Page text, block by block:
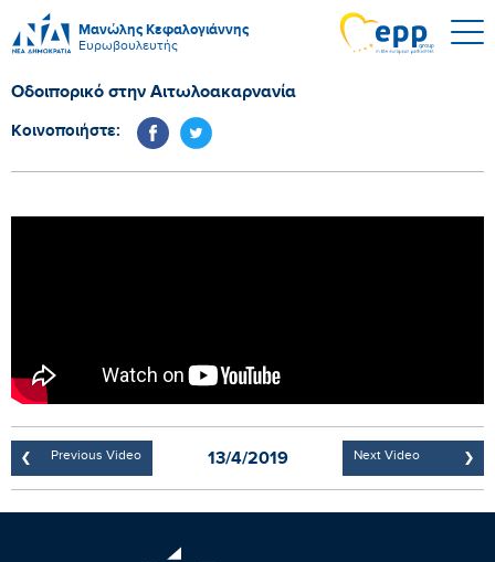
Μανώλης Κεφαλογιάννης
Ευρωβουλευτής
Οδοιπορικό στην Αιτωλοακαρνανία
Κοινοποιήστε:
Previous Video 13/4/2019 Next Video